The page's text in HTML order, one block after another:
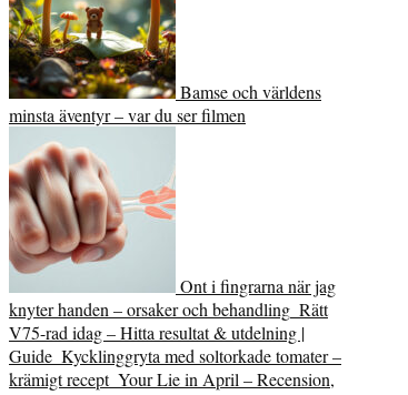
Bamse och världens
minsta äventyr – var du ser filmen
Ont i fingrarna när jag
knyter handen – orsaker och behandling Rätt
V75-rad idag – Hitta resultat & utdelning |
Guide Kycklinggryta med soltorkade tomater –
krämigt recept Your Lie in April – Recension,